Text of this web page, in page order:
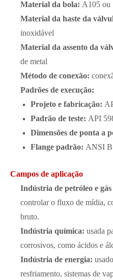
Material da bola: A105 ou
Material da haste da
inoxidável
Material da assento da
de metal
Método de conexão:
Padrões de execução:
Projeto e fabricação:
Padrão de teste: API
Dimensões de ponta a
Flange padrão: ANSI
Campos de aplicação
Indústria de petróleo e
controlar o fluxo de mídia,
bruto.
Indústria química: usada
corrosivos, como ácidos e
Indústria de energia:
resfriamento, sistemas de